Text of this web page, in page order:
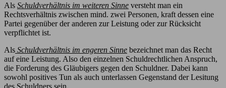
Als Schuldverhältnis im weiteren Sinne versteht man ein
Rechtsverhältnis zwischen mind. zwei Personen, kraft dessen eine
Partei gegenüber der anderen zur Leistung oder zur Rücksicht
verpflichtet ist.
Als Schuldverhältnis im engeren Sinne bezeichnet man das Recht
auf eine Leistung. Also den einzelnen Schuldrechtlichen Anspruch,
die Forderung des Gläubigers gegen den Schuldner. Dabei kann
sowohl positives Tun als auch unterlassen Gegenstand der Lesitung
des Schuldners sein.